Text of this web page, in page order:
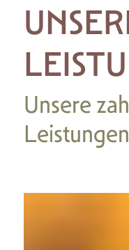
Unsere